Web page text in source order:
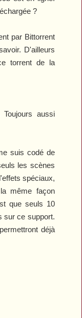
?
par Bittorrent
D'ailleurs
torrent de la
aussi
suis codé de
les scènes
spéciaux,
même façon
que seuls 10
sur ce support.
déjà